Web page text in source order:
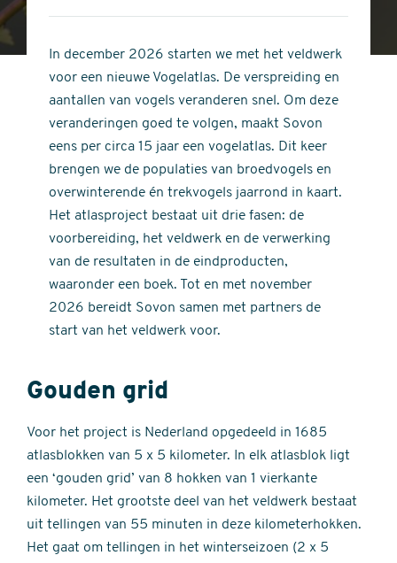
stars
of
stars
In december 2026 starten we met het veldwerk
voor een nieuwe Vogelatlas. De verspreiding en
aantallen van vogels veranderen snel. Om deze
veranderingen goed te volgen, maakt Sovon
eens per circa 15 jaar een vogelatlas. Dit keer
brengen we de populaties van broedvogels en
overwinterende én trekvogels jaarrond in kaart.
Het atlasproject bestaat uit drie fasen: de
voorbereiding, het veldwerk en de verwerking
van de resultaten in de eindproducten,
waaronder een boek. Tot en met november
2026 bereidt Sovon samen met partners de
start van het veldwerk voor.
Gouden grid
Voor het project is Nederland opgedeeld in 1685
atlasblokken van 5 x 5 kilometer. In elk atlasblok ligt
een ‘gouden grid’ van 8 hokken van 1 vierkante
kilometer. Het grootste deel van het veldwerk bestaat
uit tellingen van 55 minuten in deze kilometerhokken.
Het gaat om tellingen in het winterseizoen (2 x 5